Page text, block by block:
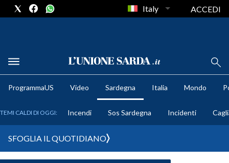
METEO
Italy ACCEDI
ProgrammaUS Video Sardegna Italia Mondo
TEMI CALDI DI OGGI: Incendi Sos Sardegna Incidenti
SFOGLIA IL QUOTIDIANO